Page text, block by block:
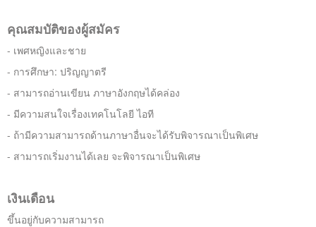
คุณสมบัติของผู้สมัคร
- เพศหญิงและชาย
- การศึกษา: ปริญญาตรี
- สามารถอ่านเขียน ภาษาอังกฤษได้คล่อง
- มีความสนใจเรื่องเทคโนโลยี ไอที
- ถ้ามีความสามารถด้านภาษาอื่นจะได้รับพิจารณาเป็นพิเศษ
- สามารถเริ่มงานได้เลย จะพิจารณาเป็นพิเศษ
เงินเดือน
ขึ้นอยู่กับความสามารถ